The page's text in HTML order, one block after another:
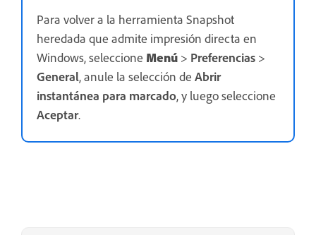
Para volver a la herramienta Snapshot
heredada que admite impresión directa en
Windows, seleccione Menú > Preferencias >
General, anule la selección de Abrir
instantánea para marcado,y luego seleccione
Aceptar.